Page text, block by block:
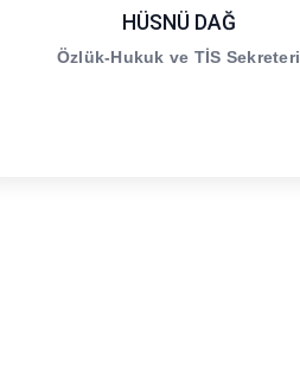
HÜSNÜ DAĞ
Özlük-Hukuk ve TİS Sekreteri